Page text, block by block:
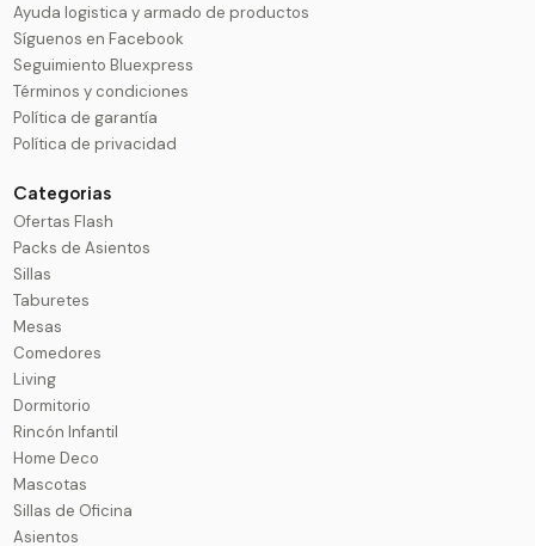
Ayuda logistica y armado de productos
Síguenos en Facebook
Seguimiento Bluexpress
Términos y condiciones
Política de garantía
Política de privacidad
Categorias
Ofertas Flash
Packs de Asientos
Sillas
Taburetes
Mesas
Comedores
Living
Dormitorio
Rincón Infantil
Home Deco
Mascotas
Sillas de Oficina
Asientos